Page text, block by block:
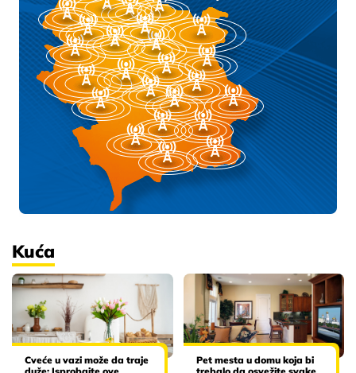
Kuća
Cveće u vazi može da traje
Pet mesta u domu koja bi